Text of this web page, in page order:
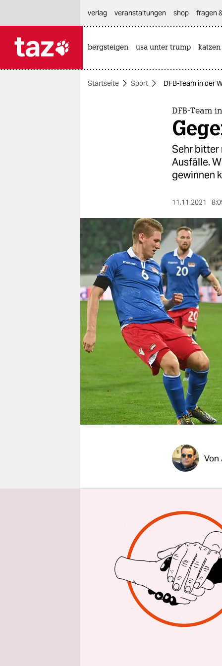
themen
nord
wahrheit
verlag
verlag
veranstaltungen
shop
fragen & hilfe
unterstützen
abo
genossenschaft
verlag
veranstaltungen shop fragen
bergsteigen usa unter trump katzen
Startseite Sport DFB-Team in der
DFB-Team
Sehr bitter
Ausfälle.
gewinnen
11.11.2021
Von
Die
Die
sind
der DFB-
und 70
der
Trainer